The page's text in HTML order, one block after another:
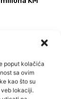
poput kolačića
sa ovim
kao što su
lokaciji.
miliona KM
izbore, CIK